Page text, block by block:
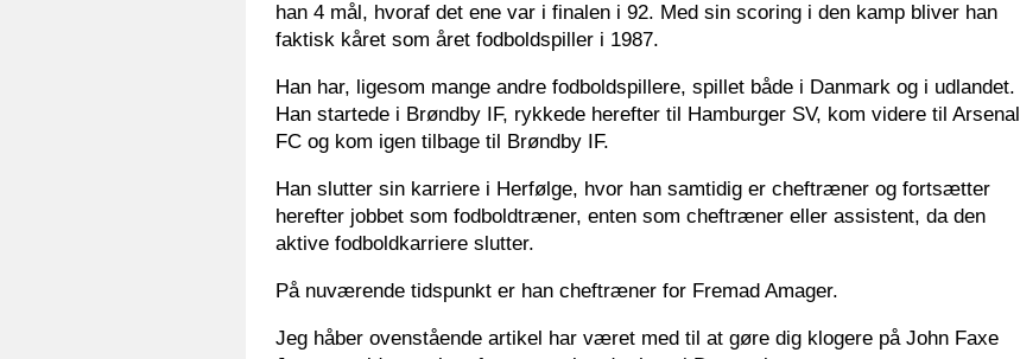
han 4 mål, hvoraf det ene var i finalen i 92. Med sin scoring i den kamp bliver han
faktisk kåret som året fodboldspiller i 1987.
Han har, ligesom mange andre fodboldspillere, spillet både i Danmark og i udlandet.
Han startede i Brøndby IF, rykkede herefter til Hamburger SV, kom videre til Arsenal
FC og kom igen tilbage til Brøndby IF.
Han slutter sin karriere i Herfølge, hvor han samtidig er cheftræner og fortsætter
herefter jobbet som fodboldtræner, enten som cheftræner eller assistent, da den
aktive fodboldkarriere slutter.
På nuværende tidspunkt er han cheftræner for Fremad Amager.
Jeg håber ovenstående artikel har været med til at gøre dig klogere på John Faxe